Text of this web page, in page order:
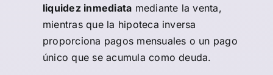
liquidez inmediata mediante la venta,
mientras que la hipoteca inversa
proporciona pagos mensuales o un pago
único que se acumula como deuda.